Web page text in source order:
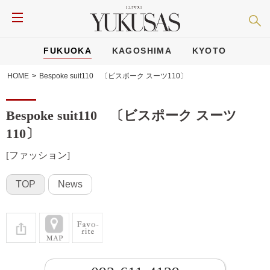
FUKUOKA KAGOSHIMA KYOTO
HOME > Bespoke suit110 〔ビスポーク スーツ110〕
Bespoke suit110 〔ビスポーク スーツ
110〕
[ファッション]
TOP News